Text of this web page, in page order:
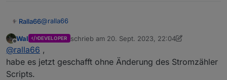
Ralla66@ralla66
Nachtrag:
Werde das wohl so bauen,
Ein / Aus für Wartungsarbeiten
Offline
Wal DEVELOPER schrieb am 20. Sept. 2023, 22:04
zuletzt editiert von Wal
@ralla66 ,
habe es jetzt geschafft ohne Änderung des Stromzähler
Scripts.